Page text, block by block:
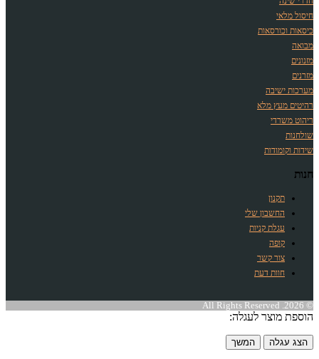
חיסול מלאי
כיסאות וכורסאות
מבואה
מזנונים
מזרנים
מערכות ישיבה
רהיטים מעץ מלא
ריהוט משרדי
שולחנות
שידות וקומודות
חנות
תקנון
החשבון שלי
עגלת קניות
קופה
צור קשר
חוות דעת
© 2026. All Rights Reserved
הוספת מוצר לעגלה:
הצג עגלה המשך